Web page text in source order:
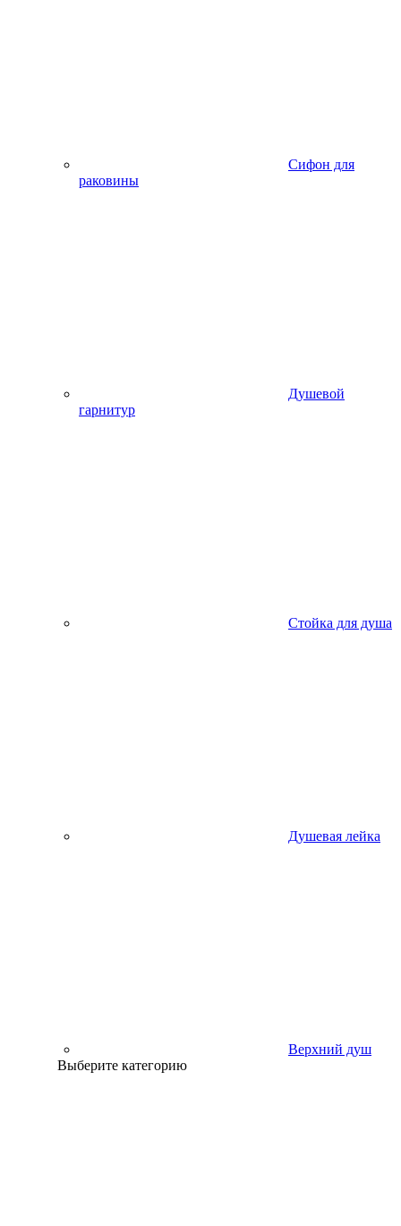
Сифон для
раковины
Душевой
гарнитур
Стойка для душа
Душевая лейка
Верхний душ
Выберите категорию